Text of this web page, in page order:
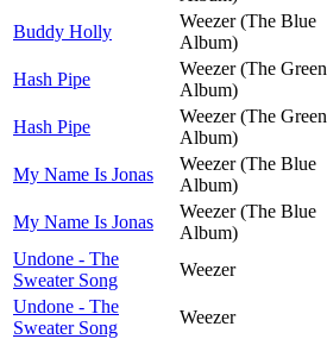
Buddy Holly
Weezer (The Blue
Album)
Hash Pipe
Weezer (The Green
Album)
Hash Pipe
Weezer (The Green
Album)
My Name Is Jonas
Weezer (The Blue
Album)
My Name Is Jonas
Weezer (The Blue
Album)
Undone - The
Sweater Song
Weezer
Undone - The
Sweater Song
Weezer